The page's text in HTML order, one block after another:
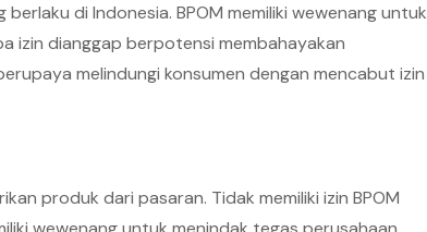
di Indonesia. BPOM memiliki wewenang untuk
izin dianggap berpotensi membahayakan
melindungi konsumen dengan mencabut izin
produk dari pasaran. Tidak memiliki izin BPOM